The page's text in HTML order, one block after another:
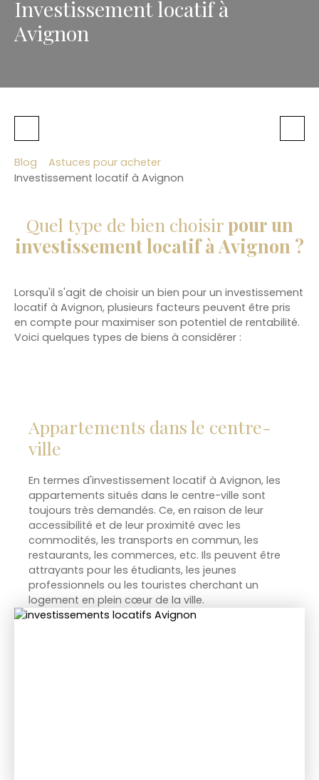
Investissement locatif à
Avignon
Blog
Astuces pour acheter
Investissement locatif à Avignon
Quel type de bien choisirpour un
investissement locatif à Avignon ?
Lorsqu'il s'agit de choisir un bien pour un investissement
locatif à Avignon, plusieurs facteurs peuvent être pris
en compte pour maximiser son potentiel de rentabilité.
Voici quelques types de biens à considérer :
Appartements dans le centre-
ville
En termes d'investissement locatif à Avignon, les
appartements situés dans le centre-ville sont
toujours très demandés. Ce, en raison de leur
accessibilité et de leur proximité avec les
commodités, les transports en commun, les
restaurants, les commerces, etc. Ils peuvent être
attrayants pour les étudiants, les jeunes
professionnels ou les touristes cherchant un
logement en plein cœur de la ville.